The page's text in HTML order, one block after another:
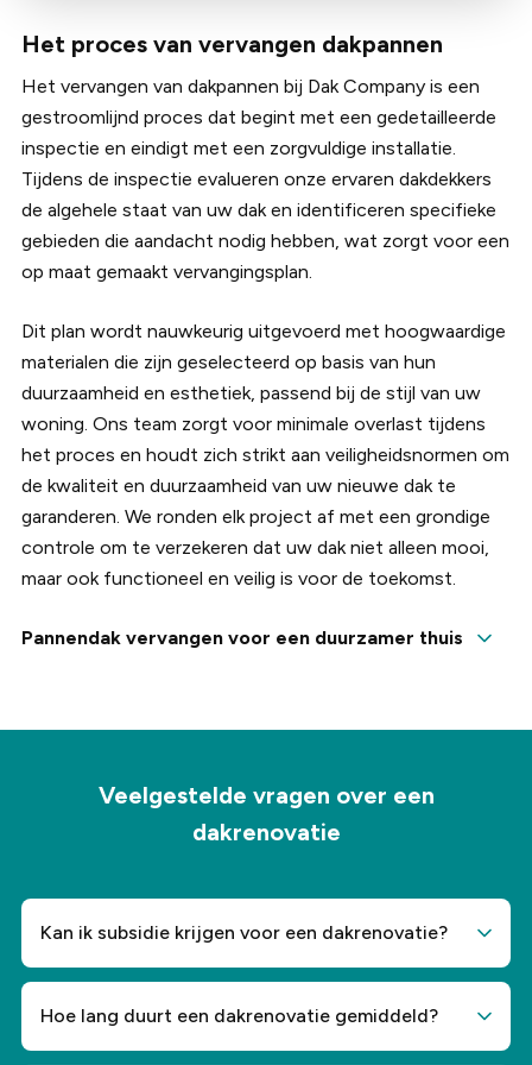
Het proces van vervangen dakpannen
Het vervangen van dakpannen bij Dak Company is een
gestroomlijnd proces dat begint met een gedetailleerde
inspectie en eindigt met een zorgvuldige installatie.
Tijdens de inspectie evalueren onze ervaren dakdekkers
de algehele staat van uw dak en identificeren specifieke
gebieden die aandacht nodig hebben, wat zorgt voor een
op maat gemaakt vervangingsplan.
Dit plan wordt nauwkeurig uitgevoerd met hoogwaardige
materialen die zijn geselecteerd op basis van hun
duurzaamheid en esthetiek, passend bij de stijl van uw
woning. Ons team zorgt voor minimale overlast tijdens
het proces en houdt zich strikt aan veiligheidsnormen om
de kwaliteit en duurzaamheid van uw nieuwe dak te
garanderen. We ronden elk project af met een grondige
controle om te verzekeren dat uw dak niet alleen mooi,
maar ook functioneel en veilig is voor de toekomst.
Pannendak vervangen voor een duurzamer thuis
juiste dakpannen is belangrijk voor het verhogen van de
focussen we op hoogwaardige, isolerende materialen die
de levensduur van uw dak verlengen en tegelijkertijd
Veelgestelde vragen over een
dakrenovatie
Kan ik subsidie krijgen voor een dakrenovatie?
Voor dakrenovatie zijn mogelijk verschillende
subsidies beschikbaar, vooral wanneer u kiest voor
Hoe lang duurt een dakrenovatie gemiddeld?